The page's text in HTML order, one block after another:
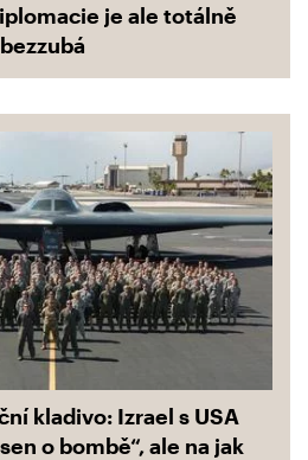
je ale totálně
bezzubá
kladivo: Izrael s USA
o bombě“, ale na jak